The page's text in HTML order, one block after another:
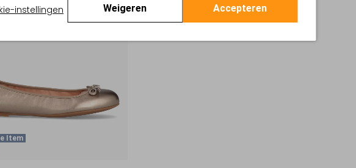
instellingen Weigeren Accepteren
Item